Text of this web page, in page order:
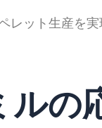
レット生産を
の